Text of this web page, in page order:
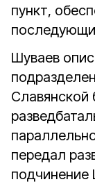
пункт,
Шуваев
Славянской
передал
подчинение